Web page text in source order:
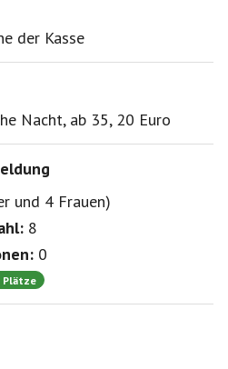
wie folgt
aktuell/Aktionen/tickets-
id143299.html.
der Kasse
Nacht, ab 35, 20 Euro
und 4 Frauen)
8
0
Plätze